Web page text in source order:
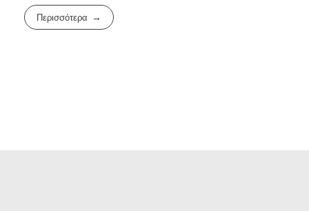
Περισσότερα